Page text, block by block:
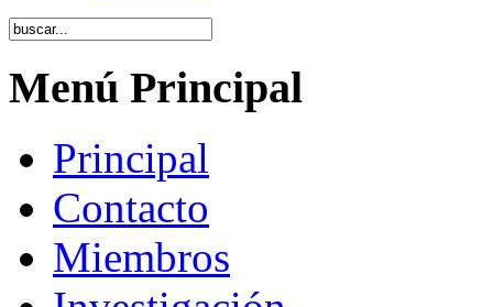
Menú Principal
Principal
Contacto
Miembros